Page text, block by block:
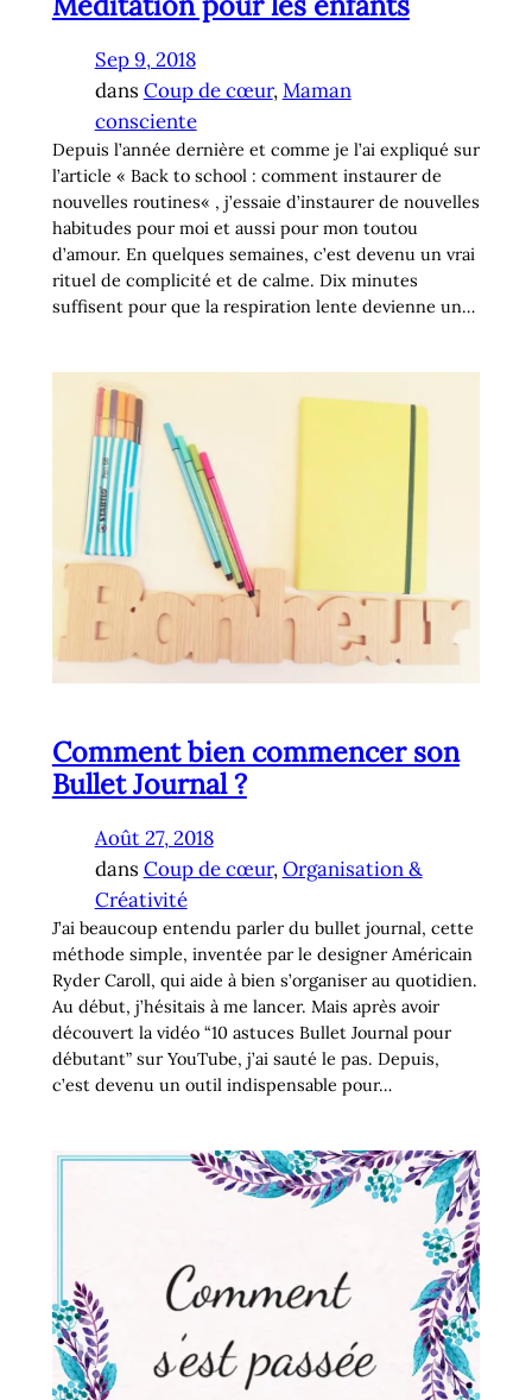
Sep 9, 2018
dans Coup de cœur, Maman
consciente
Depuis l’année dernière et comme je l’ai expliqué sur
l’article « Back to school : comment instaurer de
nouvelles routines« , j’essaie d’instaurer de nouvelles
habitudes pour moi et aussi pour mon toutou
d’amour. En quelques semaines, c’est devenu un vrai
rituel de complicité et de calme. Dix minutes
suffisent pour que la respiration lente devienne un…
Comment bien commencer son
Bullet Journal ?
Août 27, 2018
dans Coup de cœur, Organisation &
Créativité
J’ai beaucoup entendu parler du bullet journal, cette
méthode simple, inventée par le designer Américain
Ryder Caroll, qui aide à bien s’organiser au quotidien.
Au début, j’hésitais à me lancer. Mais après avoir
découvert la vidéo “10 astuces Bullet Journal pour
débutant” sur YouTube, j’ai sauté le pas. Depuis,
c’est devenu un outil indispensable pour…